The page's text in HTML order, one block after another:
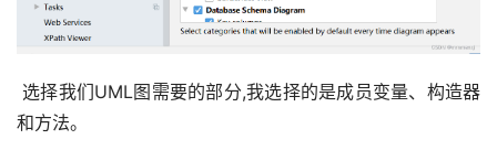
选择我们UML图需要的部分,我选择的是成员变量、构造器
和方法。